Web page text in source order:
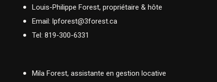
Louis-Philippe Forest, propriétaire & hôte
Email: lpforest@3forest.ca
Tel: 819-300-6331
Mila Forest, assistante en gestion locative